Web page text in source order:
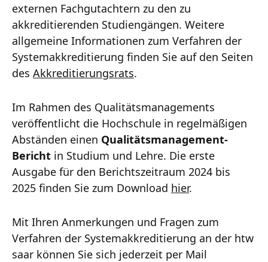
externen Fachgutachtern zu den zu
akkreditierenden Studiengängen. Weitere
allgemeine Informationen zum Verfahren der
Systemakkreditierung finden Sie auf den Seiten
des Akkreditierungsrats.
Im Rahmen des Qualitätsmanagements
veröffentlicht die Hochschule in regelmäßigen
Abständen einen Qualitätsmanagement-
Bericht in Studium und Lehre. Die erste
Ausgabe für den Berichtszeitraum 2024 bis
2025 finden Sie zum Download hier.
Mit Ihren Anmerkungen und Fragen zum
Verfahren der Systemakkreditierung an der htw
saar können Sie sich jederzeit per Mail